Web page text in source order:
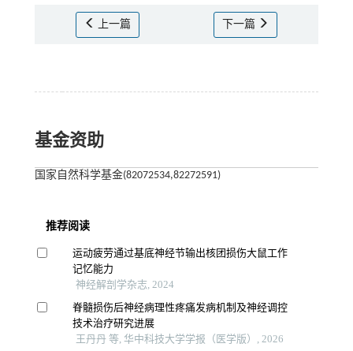
上一篇 下一篇
基金资助
国家自然科学基金(82072534,82272591)